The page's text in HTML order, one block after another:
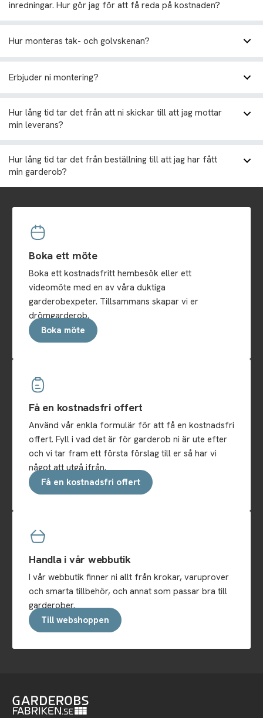
inredningar. Hur gör jag för att få reda på kostnaden?
Hur monteras tak- och golvskenan?
Erbjuder ni montering?
Hur lång tid tar det från att ni skickar till att jag mottar
min leverans?
Hur lång tid tar det från beställning till att jag har fått
min garderob?
Boka ett möte
Boka ett kostnadsfritt hembesök eller ett
videomöte med en av våra duktiga
garderobexpeter. Tillsammans skapar vi er
drömgarderob.
Boka möte
Få en kostnadsfri offert
Använd vår enkla formulär för att få en kostnadsfri
offert. Fyll i vad det är för garderob ni är ute efter
och vi tar fram ett första förslag till er så har vi
något att utgå ifrån.
Få en kostnadsfri offert
Handla i vår webbutik
I vår webbutik finner ni allt från krokar, varuprover
och smarta tillbehör, och annat som passar bra till
garderober.
Till webshoppen